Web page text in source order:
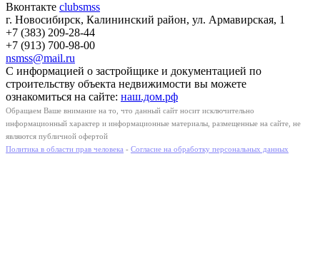
Вконтакте clubsmss
г. Новосибирск, Калининский район, ул. Армавирская, 1
+7 (383) 209-28-44
+7 (913) 700-98-00
nsmss@mail.ru
С информацией о застройщике и документацией по
строительству объекта недвижимости вы можете
ознакомиться на сайте: наш.дом.рф
Обращаем Ваше внимание на то, что данный сайт носит исключительно
информационный характер и информационные материалы, размещенные на сайте, не
являются публичной офертой
Политика в области прав человека - Согласие на обработку персональных данных